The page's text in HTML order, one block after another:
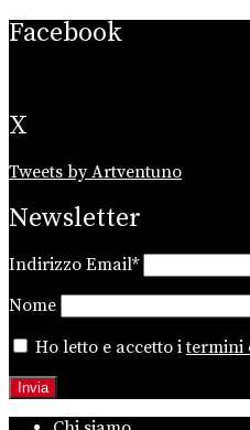
Facebook
X
Tweets by Artventuno
Newsletter
Indirizzo Email*
Nome
Ho letto e accetto itermini